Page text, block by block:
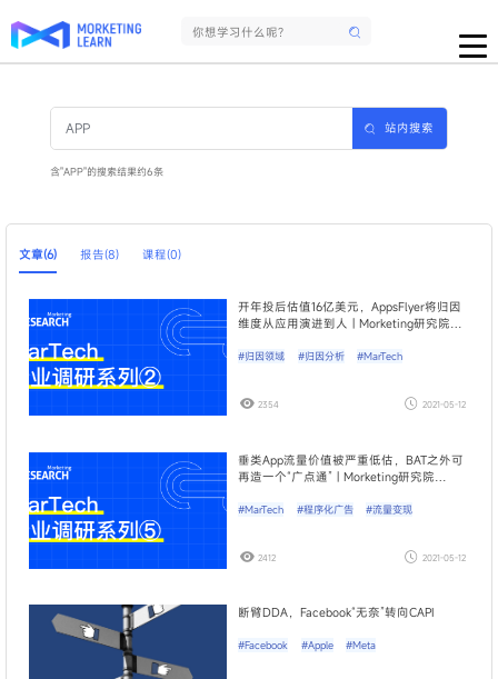
站内搜索
含"APP"的搜索结果约6条
文章(6) 报告(8) 课程(0)
开年投后估值16亿美元，AppsFlyer将归因
维度从应用演进到人 | Morketing研究院
#归因领域 #归因分析 #MarTech
2354 2021-05-12
垂类App流量价值被严重低估，BAT之外可
再造一个“广点通” | Morketing研究院
#MarTech #程序化广告 #流量变现
2412 2021-05-12
断臂DDA，Facebook“无奈”转向CAPI
#Facebook #Apple #Meta